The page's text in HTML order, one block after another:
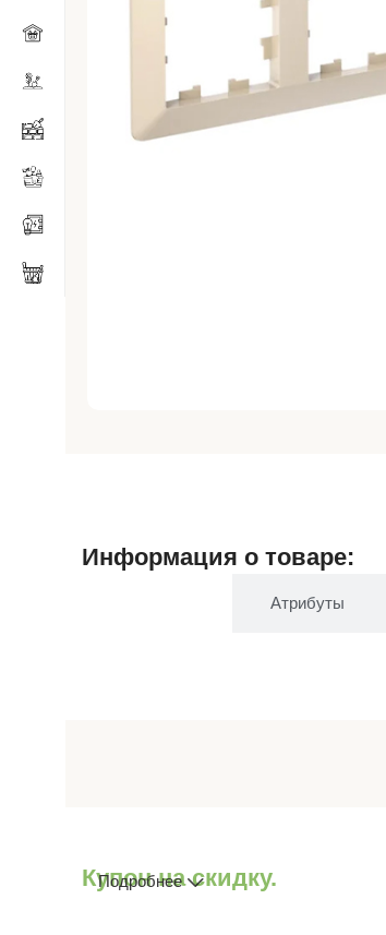
Информация о товаре:
Атрибуты
Купон на скидку.
Подробнее